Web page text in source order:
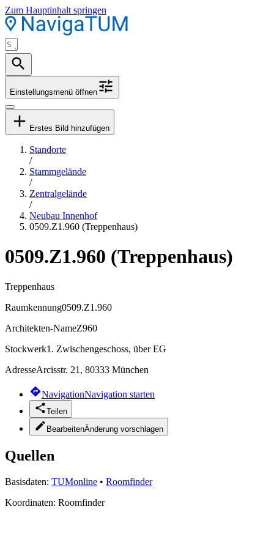
Zum Hauptinhalt springen
Einstellungsmenü öffnen
Erstes Bild hinzufügen
Standorte
/
Stammgelände
/
Zentralgelände
/
Neubau Innenhof
0509.Z1.960 (Treppenhaus)
0509.Z1.960 (Treppenhaus)
Treppenhaus
Raumkennung0509.Z1.960
Architekten-NameZ960
Stockwerk1. Zwischengeschoss, über EG
AdresseArcisstr. 21, 80333 München
NavigationNavigation starten
Teilen
BearbeitenÄnderung vorschlagen
Quellen
Basisdaten: TUMonline • Roomfinder
Koordinaten: Roomfinder